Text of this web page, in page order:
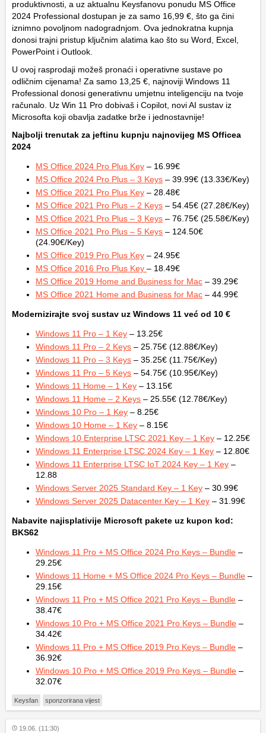
produktivnosti, a uz aktualnu Keysfanovu ponudu MS Office
2024 Professional dostupan je za samo 16,99 €, što ga čini
iznimno povoljnom nadogradnjom. Ova jednokratna kupnja
donosi trajni pristup ključnim alatima kao što su Word, Excel,
PowerPoint i Outlook.
U ovoj rasprodaji možeš pronaći i operativne sustave po
odličnim cijenama! Za samo 13,25 €, najnoviji Windows 11
Professional donosi generativnu umjetnu inteligenciju na tvoje
računalo. Uz Win 11 Pro dobivaš i Copilot, novi AI sustav iz
Microsofta koji obavlja zadatke brže i jednostavnije!
Najbolji trenutak za jeftinu kupnju najnovijeg MS Officea
2024
MS Office 2024 Pro Plus Key – 16.99€
MS Office 2024 Pro Plus – 3 Keys – 39.99€ (13.33€/Key)
MS Office 2021 Pro Plus Key – 28.48€
MS Office 2021 Pro Plus – 2 Keys – 54.45€ (27.28€/Key)
MS Office 2021 Pro Plus – 3 Keys – 76.75€ (25.58€/Key)
MS Office 2021 Pro Plus – 5 Keys – 124.50€
(24.90€/Key)
MS Office 2019 Pro Plus Key – 24.95€
MS Office 2016 Pro Plus Key – 18.49€
MS Office 2019 Home and Business for Mac – 39.29€
MS Office 2021 Home and Business for Mac – 44.99€
Modernizirajte svoj sustav uz Windows 11 već od 10 €
Windows 11 Pro – 1 Key – 13.25€
Windows 11 Pro – 2 Keys – 25.75€ (12.88€/Key)
Windows 11 Pro – 3 Keys – 35.25€ (11.75€/Key)
Windows 11 Pro – 5 Keys – 54.75€ (10.95€/Key)
Windows 11 Home – 1 Key – 13.15€
Windows 11 Home – 2 Keys – 25.55€ (12.78€/Key)
Windows 10 Pro – 1 Key – 8.25€
Windows 10 Home – 1 Key – 8.15€
Windows 10 Enterprise LTSC 2021 Key – 1 Key – 12.25€
Windows 11 Enterprise LTSC 2024 Key – 1 Key – 12.80€
Windows 11 Enterprise LTSC IoT 2024 Key – 1 Key –
12.88
Windows Server 2025 Standard Key – 1 Key – 30.99€
Windows Server 2025 Datacenter Key – 1 Key – 31.99€
Nabavite najisplativije Microsoft pakete uz kupon kod:
BKS62
Windows 11 Pro + MS Office 2024 Pro Keys – Bundle –
29.25€
Windows 11 Home + MS Office 2024 Pro Keys – Bundle –
29.15€
Windows 11 Pro + MS Office 2021 Pro Keys – Bundle –
38.47€
Windows 10 Pro + MS Office 2021 Pro Keys – Bundle –
34.42€
Windows 11 Pro + MS Office 2019 Pro Keys – Bundle –
36.92€
Windows 10 Pro + MS Office 2019 Pro Keys – Bundle –
32.07€
Keysfan sponzorirana vijest
19.06. (11:30)